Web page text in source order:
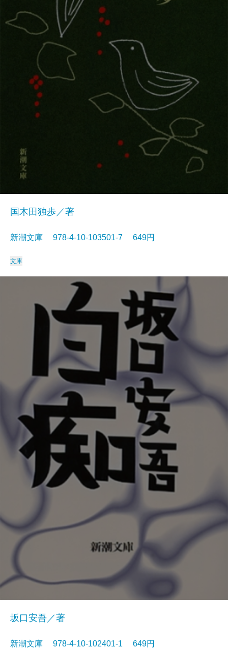
国木田独歩／著
新潮文庫 978-4-10-103501-7 649円
文庫
坂口安吾／著
新潮文庫 978-4-10-102401-1 649円